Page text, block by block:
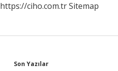
https://ciho.com.trSitemap
Son Yazılar